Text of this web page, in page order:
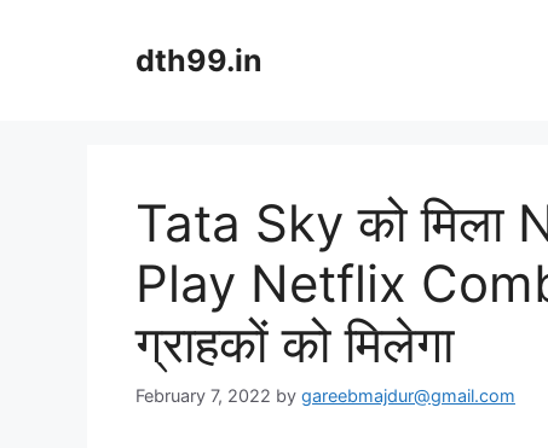
dth99.in
Tata Sky को
Play Netflix
ग्राहकों को मिलेगा
February 7, 2022 by gareebmajdur@gmail.com